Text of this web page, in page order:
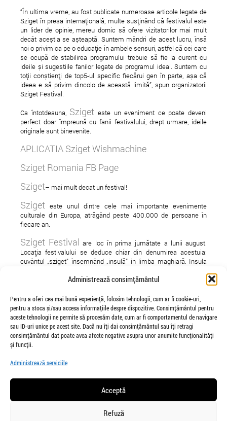
Administrează consimțământul
Pentru a oferi cea mai bună experiență, folosim tehnologii, cum ar fi cookie-uri,
pentru a stoca și/sau accesa informațiile despre dispozitive. Consimțământul pentru
aceste tehnologii ne permite să procesăm date, cum ar fi comportamentul de navigare
sau ID-uri unice pe acest site. Dacă nu îți dai consimțământul sau îți retragi
consimțământul dat poate avea afecte negative asupra unor anumite funcționalități
și funcții.
Administrează serviciile
Acceptă
Refuză
[promo] Andy Smith is
coming to Romania
LOVE ISSUE #5
“În ultima vreme, au fost publicate numeroase articole legate de
Sziget în presa internațională, multe susținând că festivalul este
un lider de opinie, mereu dornic să ofere vizitatorilor mai mult
decât aceștia se așteaptă. Suntem mândri de acest lucru, însă
noi o privim ca pe o educație în ambele sensuri, astfel că cei care
se ocupă de stabilirea programului trebuie să fie la curent cu
ideile și sugestiile fanilor legate de programul ideal. Suntem cu
toții conștienți de top5-ul specific fiecărui gen în parte, așa că
ideea e să privim dincolo de această limită”, spun organizatorii
Sziget Festival.
Ca întotdeauna, Sziget este un eveniment ce poate deveni
perfect doar împreună cu fanii festivalului, drept urmare, ideile
originale sunt binevenite.
APLICATIA Sziget Wishmachine
Sziget Romania FB Page
Sziget– mai mult decat un festival!
Sziget este unul dintre cele mai importante evenimente
culturale din Europa, atrăgând peste 400.000 de persoane în
fiecare an.
Sziget Festival are loc în prima jumătate a lunii august.
Locația festivalului se deduce chiar din denumirea acestuia:
cuvântul „sziget” însemnând „insulă” in limba maghiară. Insula
fiecare an, se transformă timp de o săptămână într-un oras
Început ca un festival studențesc în 1993, a evoluat de la an la an
și a devenit ceea ce este astăzi: unul dintre cele mai mari
festivaluri din Europa.